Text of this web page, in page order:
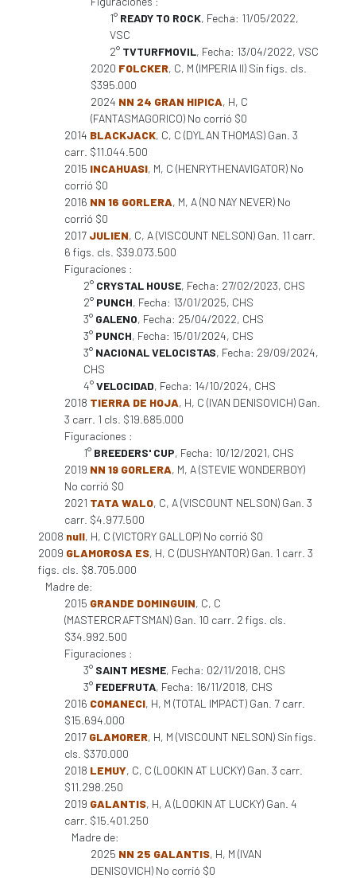
1° READY TO ROCK, Fecha: 11/05/2022,
VSC
2° TVTURFMOVIL, Fecha: 13/04/2022, VSC
2020 FOLCKER, C, M (IMPERIA II) Sin figs. cls.
$395.000
2024 NN 24 GRAN HIPICA, H, C
(FANTASMAGORICO) No corrió $0
2014 BLACKJACK, C, C (DYLAN THOMAS) Gan. 3
carr. $11.044.500
2015 INCAHUASI, M, C (HENRYTHENAVIGATOR) No
corrió $0
2016 NN 16 GORLERA, M, A (NO NAY NEVER) No
corrió $0
2017 JULIEN, C, A (VISCOUNT NELSON) Gan. 11 carr.
6 figs. cls. $39.073.500
Figuraciones :
2° CRYSTAL HOUSE, Fecha: 27/02/2023, CHS
2° PUNCH, Fecha: 13/01/2025, CHS
3° GALENO, Fecha: 25/04/2022, CHS
3° PUNCH, Fecha: 15/01/2024, CHS
3° NACIONAL VELOCISTAS, Fecha: 29/09/2024,
CHS
4°VELOCIDAD, Fecha: 14/10/2024, CHS
2018 TIERRA DE HOJA, H, C (IVAN DENISOVICH) Gan.
3 carr. 1 cls. $19.685.000
Figuraciones :
1° BREEDERS' CUP, Fecha: 10/12/2021, CHS
2019 NN 19 GORLERA, M, A (STEVIE WONDERBOY)
No corrió $0
2021 TATA WALO, C, A (VISCOUNT NELSON) Gan. 3
carr. $4.977.500
2008 null, H, C (VICTORY GALLOP) No corrió $0
2009 GLAMOROSA ES, H, C (DUSHYANTOR) Gan. 1 carr. 3
figs. cls. $8.705.000
Madre de:
2015 GRANDE DOMINGUIN, C, C
(MASTERCRAFTSMAN) Gan. 10 carr. 2 figs. cls.
$34.992.500
Figuraciones :
3° SAINT MESME, Fecha: 02/11/2018, CHS
3° FEDEFRUTA, Fecha: 16/11/2018, CHS
2016 COMANECI, H, M (TOTAL IMPACT) Gan. 7 carr.
$15.694.000
2017 GLAMORER, H, M (VISCOUNT NELSON) Sin figs.
cls. $370.000
2018 LEMUY, C, C (LOOKIN AT LUCKY) Gan. 3 carr.
$11.298.250
2019 GALANTIS, H, A (LOOKIN AT LUCKY) Gan. 4
carr. $15.401.250
Madre de:
2025 NN 25 GALANTIS, H, M (IVAN
DENISOVICH) No corrió $0